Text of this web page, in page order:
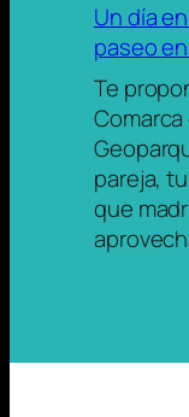
Un día
paseo
Te
pareja,
que